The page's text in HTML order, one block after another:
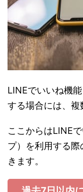
LINEでいいね機
する場合には、複
ここからはLINE
プ）を利用する
きます。